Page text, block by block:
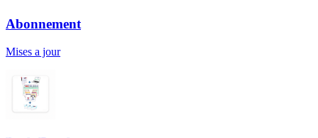
Abonnement
Mises a jour